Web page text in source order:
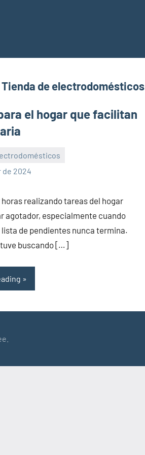
Tienda de electrodomésticos
el hogar que facilitan
de 2024
horas realizando tareas del hogar
agotador, especialmente cuando
lista de pendientes nunca termina.
buscando […]